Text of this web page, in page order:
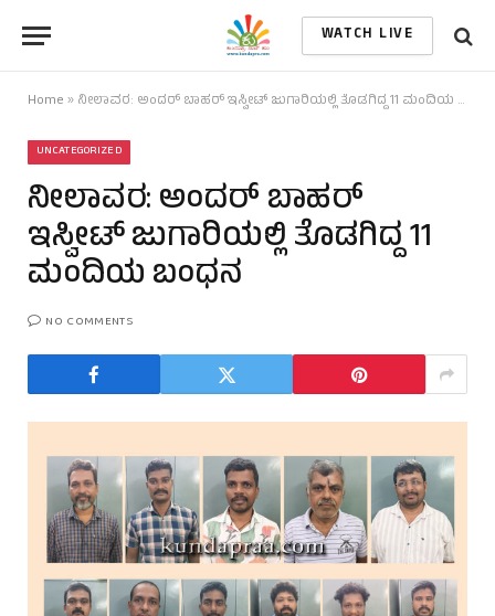
WATCH LIVE
Home » ನೀಲಾವರ: ಅಂದರ್‌ ಬಾಹರ್‌ ಇಸ್ವೀಟ್‌ ಜುಗಾರಿಯಲ್ಲಿ ತೊಡಗಿದ್ದ 11 ಮಂದಿಯ ಬಂಧನ
UNCATEGORIZED
ನೀಲಾವರ: ಅಂದರ್‌ ಬಾಹರ್‌
ಇಸ್ವೀಟ್‌ ಜುಗಾರಿಯಲ್ಲಿ ತೊಡಗಿದ್ದ 11
ಮಂದಿಯ ಬಂಧನ
NO COMMENTS